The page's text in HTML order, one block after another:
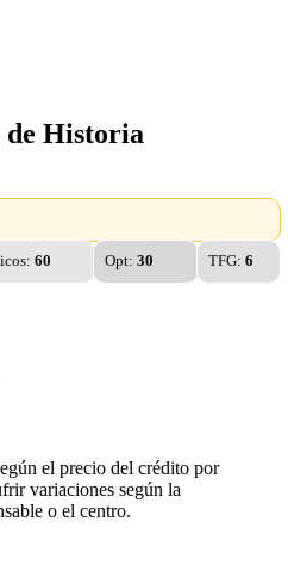
de Historia
60 Opt:30 TFG: 6
el precio del crédito por
variaciones según la
o el centro.